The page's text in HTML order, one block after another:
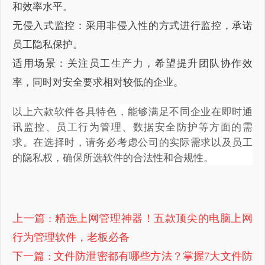
和效率水平。
无侵入式监控：采用非侵入性的方式进行监控，承诺
员工隐私保护。
适用场景：关注员工生产力，希望提升团队协作效
率，同时对安全要求相对较低的企业。
以上六款软件各具特色，能够满足不同企业在即时通
讯监控、员工行为管理、数据安全防护等方面的需
求。在选择时，请务必考虑公司的实际需求以及员工
的隐私权，确保所选软件的合法性和合规性。
上一篇 : 精选上网管理神器！五款顶尖的电脑上网
行为管理软件，老板必备
下一篇 : 文件防泄密都有哪些方法？掌握7大文件防